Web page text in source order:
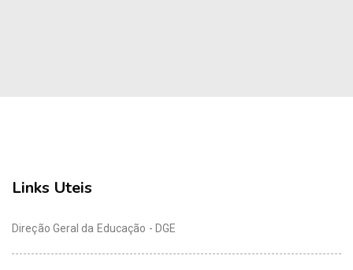
Links Uteis
Direção Geral da Educação - DGE